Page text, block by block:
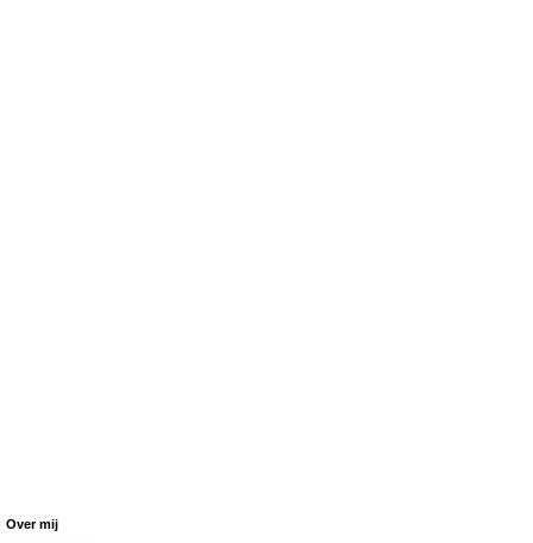
Over mij